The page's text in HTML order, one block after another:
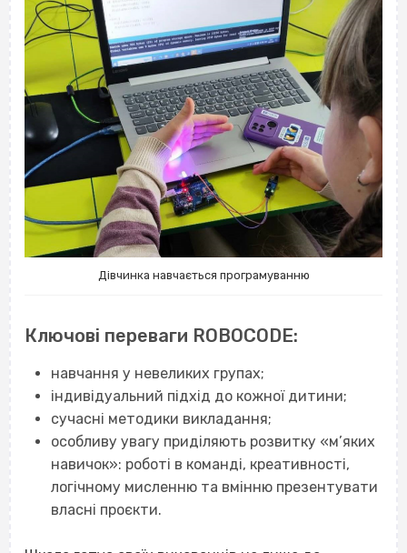
Дівчинка навчається програмуванню
Ключові переваги ROBOCODE:
навчання у невеликих групах;
індивідуальний підхід до кожної дитини;
сучасні методики викладання;
особливу увагу приділяють розвитку «м’яких
навичок»: роботі в команді, креативності,
логічному мисленню та вмінню презентувати
власні проєкти.